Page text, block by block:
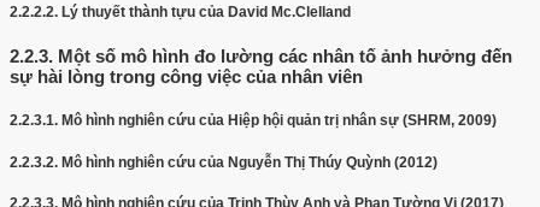
2.2.2.2. Lý thuyết thành tựu của David Mc.Clelland
2.2.3. Một số mô hình đo lường các nhân tố ảnh hưởng đến
sự hài lòng trong công việc của nhân viên
2.2.3.1. Mô hình nghiên cứu của Hiệp hội quản trị nhân sự (SHRM, 2009)
2.2.3.2. Mô hình nghiên cứu của Nguyễn Thị Thúy Quỳnh (2012)